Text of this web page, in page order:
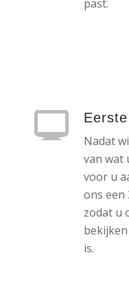
past.
Nadat
van wat
voor u
ons een
zodat u
is.